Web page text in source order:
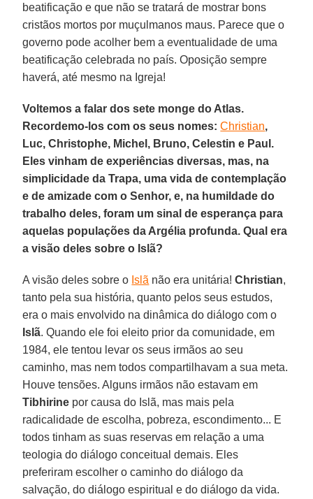
beatificação e que não se tratará de mostrar bons
cristãos mortos por muçulmanos maus. Parece que o
governo pode acolher bem a eventualidade de uma
beatificação celebrada no país. Oposição sempre
haverá, até mesmo na Igreja!
Voltemos a falar dos sete monge do Atlas.
Recordemo-los com os seus nomes:Christian,
Luc, Christophe, Michel, Bruno, Celestin e Paul.
Eles vinham de experiências diversas, mas, na
simplicidade da Trapa, uma vida de contemplação
e de amizade com o Senhor, e, na humildade do
trabalho deles, foram um sinal de esperança para
aquelas populações da Argélia profunda. Qual era
a visão deles sobre o Islã?
A visão deles sobre o Islã não era unitária!Christian,
tanto pela sua história, quanto pelos seus estudos,
era o mais envolvido na dinâmica do diálogo com o
Islã. Quando ele foi eleito prior da comunidade, em
1984, ele tentou levar os seus irmãos ao seu
caminho, mas nem todos compartilhavam a sua meta.
Houve tensões. Alguns irmãos não estavam em
Tibhirine por causa do Islã, mas mais pela
radicalidade de escolha, pobreza, escondimento... E
todos tinham as suas reservas em relação a uma
teologia do diálogo conceitual demais. Eles
preferiram escolher o caminho do diálogo da
salvação, do diálogo espiritual e do diálogo da vida.